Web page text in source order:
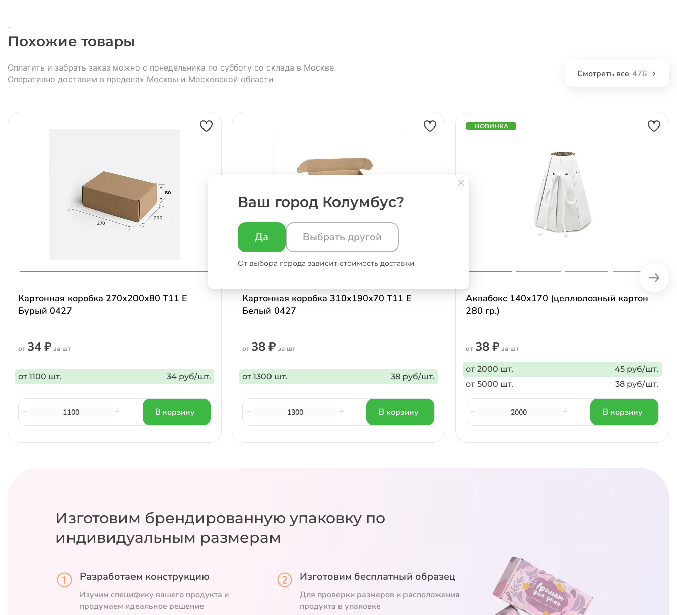
`
Похожие товары
Оплатить и забрать заказ можно с понедельника по субботу со склада в Москве.
Оперативно доставим в пределах Москвы и Московской области
Смотреть все 476
Картонная коробка 270х200х80 Т11 E
Бурый 0427
от 34 ₽ за шт
от 1100 шт. 34 руб/шт.
В корзину
Картонная коробка 310х190х70 Т11 Е
Белый 0427
от 38 ₽за шт
от 1300 шт. 38 руб/шт.
В корзину
НОВИНКА
Аквабокс 140х170 (целлюлозный картон
280 гр.)
от 38 ₽ за шт
от 2000 шт.
45 руб/шт.
от 5000 шт.
38 руб/шт.
В корзину
Изготовим брендированную упаковку по
индивидуальным размерам
Разработаем конструкцию
Изучим специфику вашего продукта и
продумаем идеальное решение
Изготовим бесплатный образец
Для проверки размеров и расположения
продукта в упаковке
Ваш город Колумбус?
Да Выбрать другой
От выбора города зависит стоимость доставки